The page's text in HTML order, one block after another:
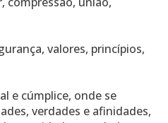
valores, princípios,
e cúmplice, onde se
verdades e afinidades,